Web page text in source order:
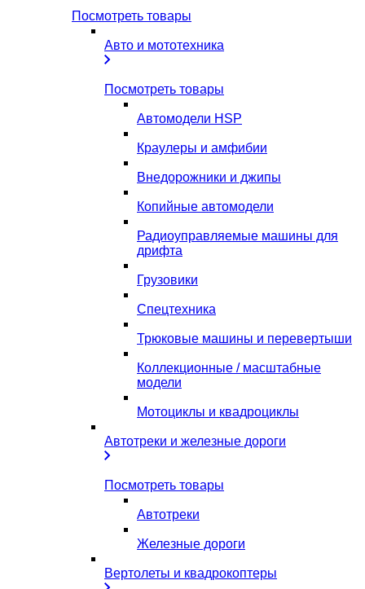
Посмотреть товары
Авто и мототехника
Посмотреть товары
Автомодели HSP
Краулеры и амфибии
Внедорожники и джипы
Копийные автомодели
Радиоуправляемые машины для
дрифта
Грузовики
Спецтехника
Трюковые машины и перевертыши
Коллекционные / масштабные
модели
Мотоциклы и квадроциклы
Автотреки и железные дороги
Посмотреть товары
Автотреки
Железные дороги
Вертолеты и квадрокоптеры